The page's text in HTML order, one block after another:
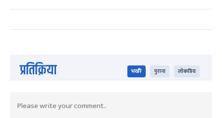
प्रतिक्रिया भर्खरै पुराना लोकप्रिय